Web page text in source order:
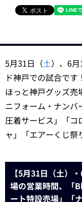
5月31日（土）、6
ド神戸での試合です！
ほっと神戸グッズ
ニフォーム・ナンバ
圧着サービス」「
ャ」「エアーくじ祭
【5月31日（土）
場の営業時間、「
ート特設売場」「